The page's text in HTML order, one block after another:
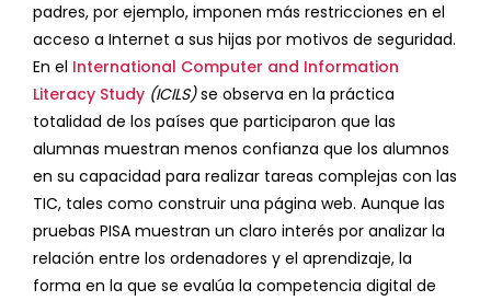
padres, por ejemplo, imponen más restricciones en el
acceso a Internet a sus hijas por motivos de seguridad.
En el International Computer and Information
Literacy Study (ICILS)se observa en la práctica
totalidad de los países que participaron que las
alumnas muestran menos confianza que los alumnos
en su capacidad para realizar tareas complejas con las
TIC, tales como construir una página web. Aunque las
pruebas PISA muestran un claro interés por analizar la
relación entre los ordenadores y el aprendizaje, la
forma en la que se evalúa la competencia digital de